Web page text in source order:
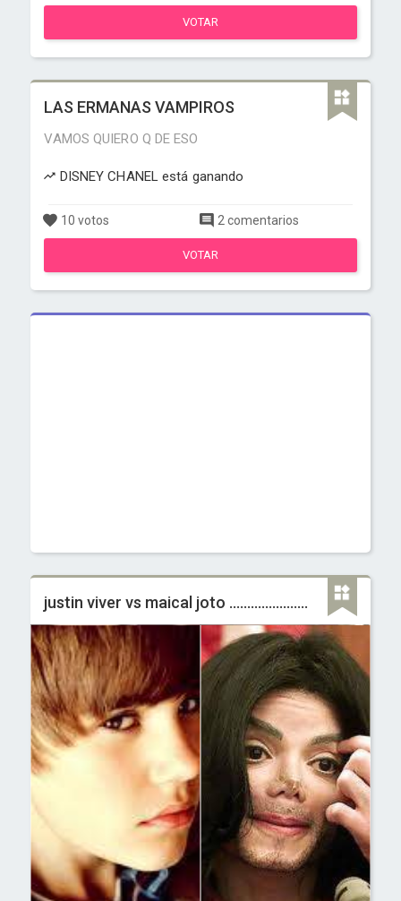
VOTAR
LAS ERMANAS VAMPIROS
VAMOS QUIERO Q DE ESO
DISNEY CHANEL está ganando
10 votos 2 comentarios
VOTAR
justin viver vs maical joto ......................